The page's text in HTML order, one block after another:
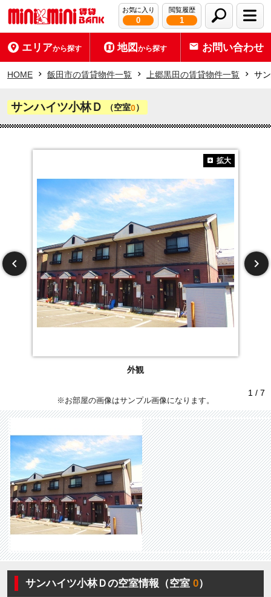
お気に入り
0
閲覧履歴
1
エリアから探す 地図から探す お問い合わせ
HOME 飯田市の賃貸物件一覧 上郷黒田の賃貸物件一覧 サ
サンハイツ小林Ｄ （空室0）
外観
拡大
1 / 7
※お部屋の画像はサンプル画像になります。
サンハイツ小林Ｄの空室情報（空室0）